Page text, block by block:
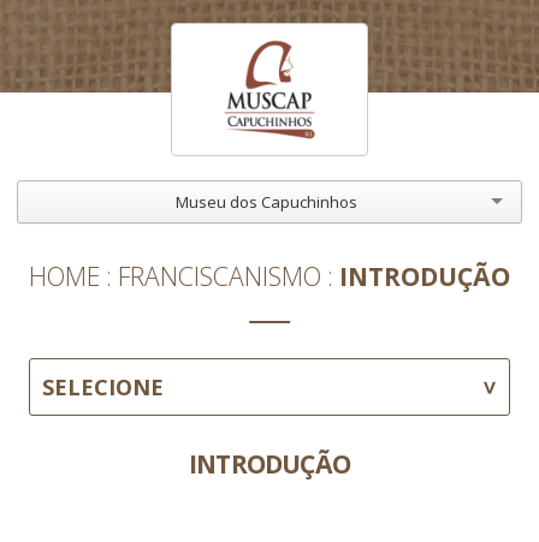
Museu dos Capuchinhos
HOME FRANCISCANISMO INTRODUÇÃO
SELECIONE
INTRODUÇÃO